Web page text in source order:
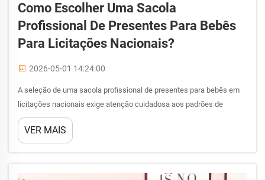
Como Escolher Uma Sacola
Profissional De Presentes Para Bebês
Para Licitações Nacionais?
2026-05-01 14:24:00
A seleção de uma sacola profissional de presentes para bebês em
licitações nacionais exige atenção cuidadosa aos padrões de
aquisição, às expectativas de qualidade e aos marcos regulatórios
que regem as compras no setor público. Os processos de licitação
VER MAIS